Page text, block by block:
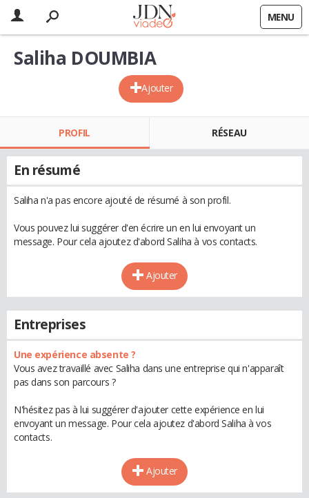
MENU
Ajouter
Saliha DOUMBIA
PROFIL RÉSEAU
En résumé
Saliha n'a pas encore ajouté de résumé à son profil.
Vous pouvez lui suggérer d'en écrire un en lui envoyant un
message. Pour cela ajoutez d'abord Saliha à vos contacts.
Ajouter
Entreprises
Une expérience absente ?
Vous avez travaillé avec Saliha dans une entreprise qui n'apparaît
pas dans son parcours ?
N'hésitez pas à lui suggérer d'ajouter cette expérience en lui
envoyant un message. Pour cela ajoutez d'abord Saliha à vos
contacts.
Ajouter